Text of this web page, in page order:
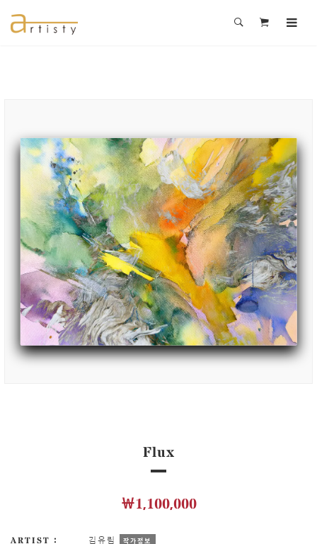
Flux
￦1,100,000
ARTIST : 김유림 작가정보